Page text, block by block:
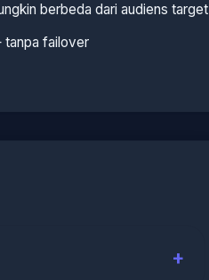
berbeda dari audiens target
failover